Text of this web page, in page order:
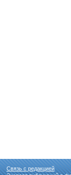
Связь с редакцией